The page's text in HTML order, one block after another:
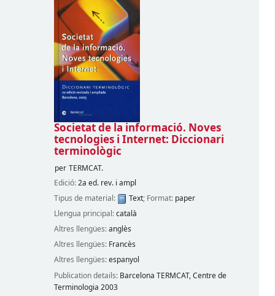
Societat de la informació. Noves
tecnologies i Internet: Diccionari
terminològic
per TERMCAT.
Edició:2a ed. rev. i ampl
Tipus de material:
Text; Format: paper
Llengua principal:català
Altres llengües:anglès
Altres llengües: Francès
Altres llengües:espanyol
Publication details: Barcelona TERMCAT, Centre de
Terminologia 2003